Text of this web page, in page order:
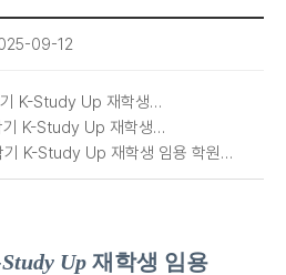
09-12
K-Study Up 재학생
제출 서류 안내.pdf
K-Study Up 재학생
지원 불가 주요 사례.pdf
K-Study Up 재학생 임용 학원
Up 재학생 임용